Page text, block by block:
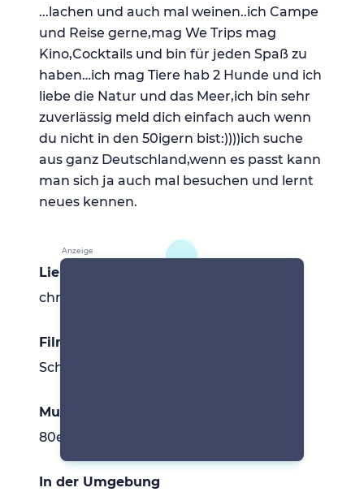
...lachen und auch mal weinen..ich Campe
und Reise gerne,mag We Trips mag
Kino,Cocktails und bin für jeden Spaß zu
haben…ich mag Tiere hab 2 Hunde und ich
liebe die Natur und das Meer,ich bin sehr
zuverlässig meld dich einfach auch wenn
du nicht in den 50igern bist:))))ich suche
aus ganz Deutschland,wenn es passt kann
man sich ja auch mal besuchen und lernt
neues kennen.
Lieblingsbücher
chris carter ,Susanne Fröhlich
Filme & Serien
Schokolade zum Frühstück
Musik
80er,charts,Deutsch
In der Umgebung